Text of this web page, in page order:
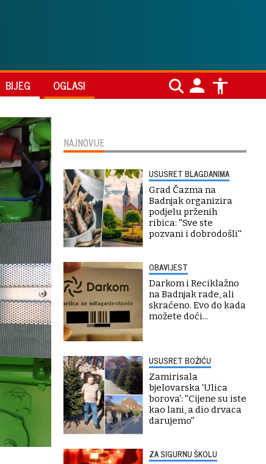
BIJEG OGLASI
NAJNOVIJE
USUSRET BLAGDANIMA
Grad Čazma na
Badnjak organizira
podjelu prženih
ribica: ''Sve ste
pozvani i dobrodošli''
OBAVIJEST
Darkom i Reciklažno
na Badnjak rade, ali
skraćeno. Evo do kada
možete doći...
USUSRET BOŽIĆU
Zamirisala
bjelovarska 'Ulica
borova': ''Cijene su iste
kao lani, a dio drvaca
darujemo''
ZA SIGURNU ŠKOLU